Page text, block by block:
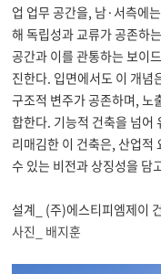
업 업무 공간을 남· 서측에
해 독립성과 교류가 공존하
공간과 이를 관통하는 보이
진한다 입면에서도 이 개념
구조적 변주가 공존하며 노
합한다 기능적 건축을 넘어
리매김한 이 건축은 ,산업적
수 있는 비전과 상징성을 담
설계_ (주)에스티피엠제이
사진_ 배지훈